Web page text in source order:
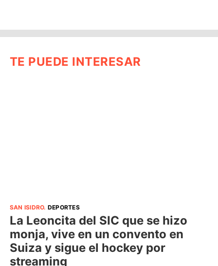
TE PUEDE INTERESAR
SAN ISIDRO. DEPORTES
La Leoncita del SIC que se hizo
monja, vive en un convento en
Suiza y sigue el hockey por
streaming